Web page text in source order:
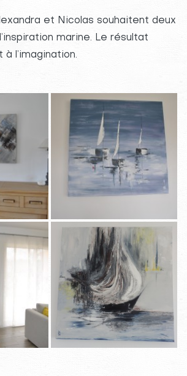
et Nicolas souhaitent deux
marine. Le résultat
l’imagination.